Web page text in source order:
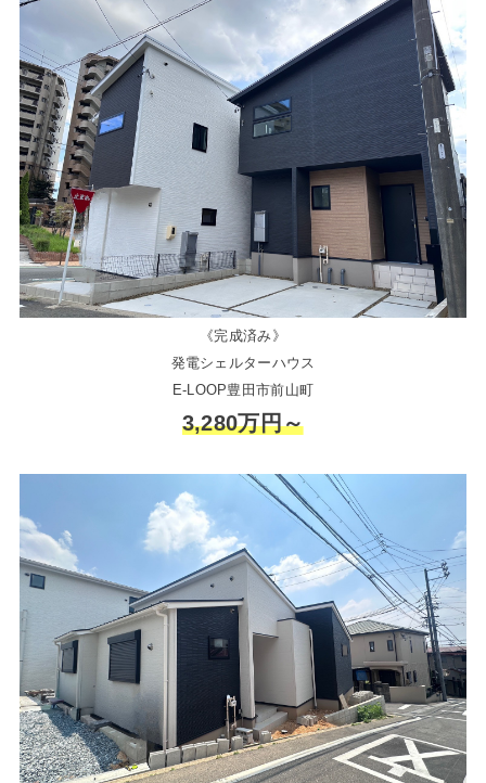
《完成済み》
発電シェルターハウス
E-LOOP豊田市前山町
3,280万円～